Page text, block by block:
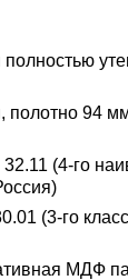
94
(4-го
(3-го
МДФ